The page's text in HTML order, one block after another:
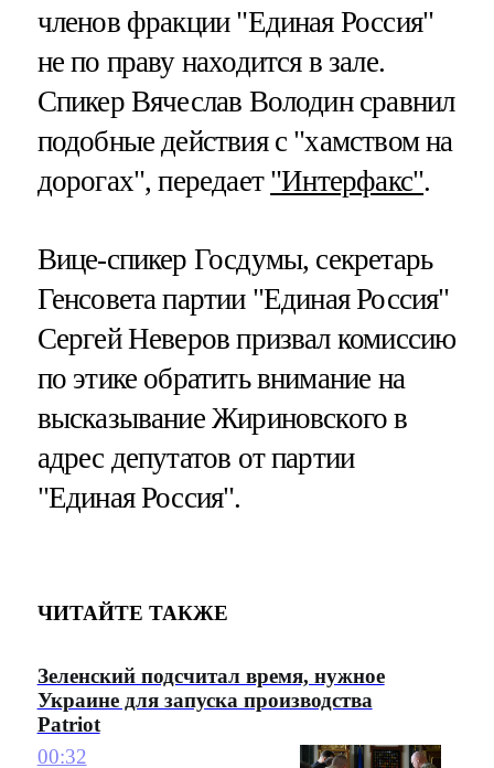
членов фракции "Единая Россия"
не по праву находится в зале.
Спикер Вячеслав Володин сравнил
подобные действия с "хамством на
дорогах", передает "Интерфакс".
Вице-спикер Госдумы, секретарь
Генсовета партии "Единая Россия"
Сергей Неверов призвал комиссию
по этике обратить внимание на
высказывание Жириновского в
адрес депутатов от партии
"Единая Россия".
ЧИТАЙТЕ ТАКЖЕ
Зеленский подсчитал время, нужное
Украине для запуска производства
Patriot
00:32